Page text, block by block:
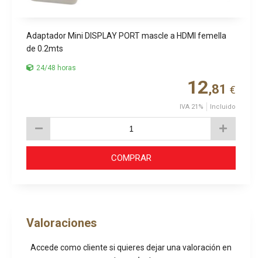
Adaptador Mini DISPLAY PORT mascle a HDMI femella
de 0.2mts
24/48 horas
12,81 €
IVA 21% Incluido
COMPRAR
Valoraciones
Accede como cliente si quieres dejar una valoración en